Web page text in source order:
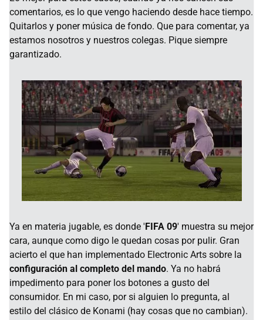
comentarios, es lo que vengo haciendo desde hace tiempo.
Quitarlos y poner música de fondo. Que para comentar, ya
estamos nosotros y nuestros colegas. Pique siempre
garantizado.
Ya en materia jugable, es donde 'FIFA 09' muestra su mejor
cara, aunque como digo le quedan cosas por pulir. Gran
acierto el que han implementado Electronic Arts sobre la
configuración al completo del mando. Ya no habrá
impedimento para poner los botones a gusto del
consumidor. En mi caso, por si alguien lo pregunta, al
estilo del clásico de Konami (hay cosas que no cambian).